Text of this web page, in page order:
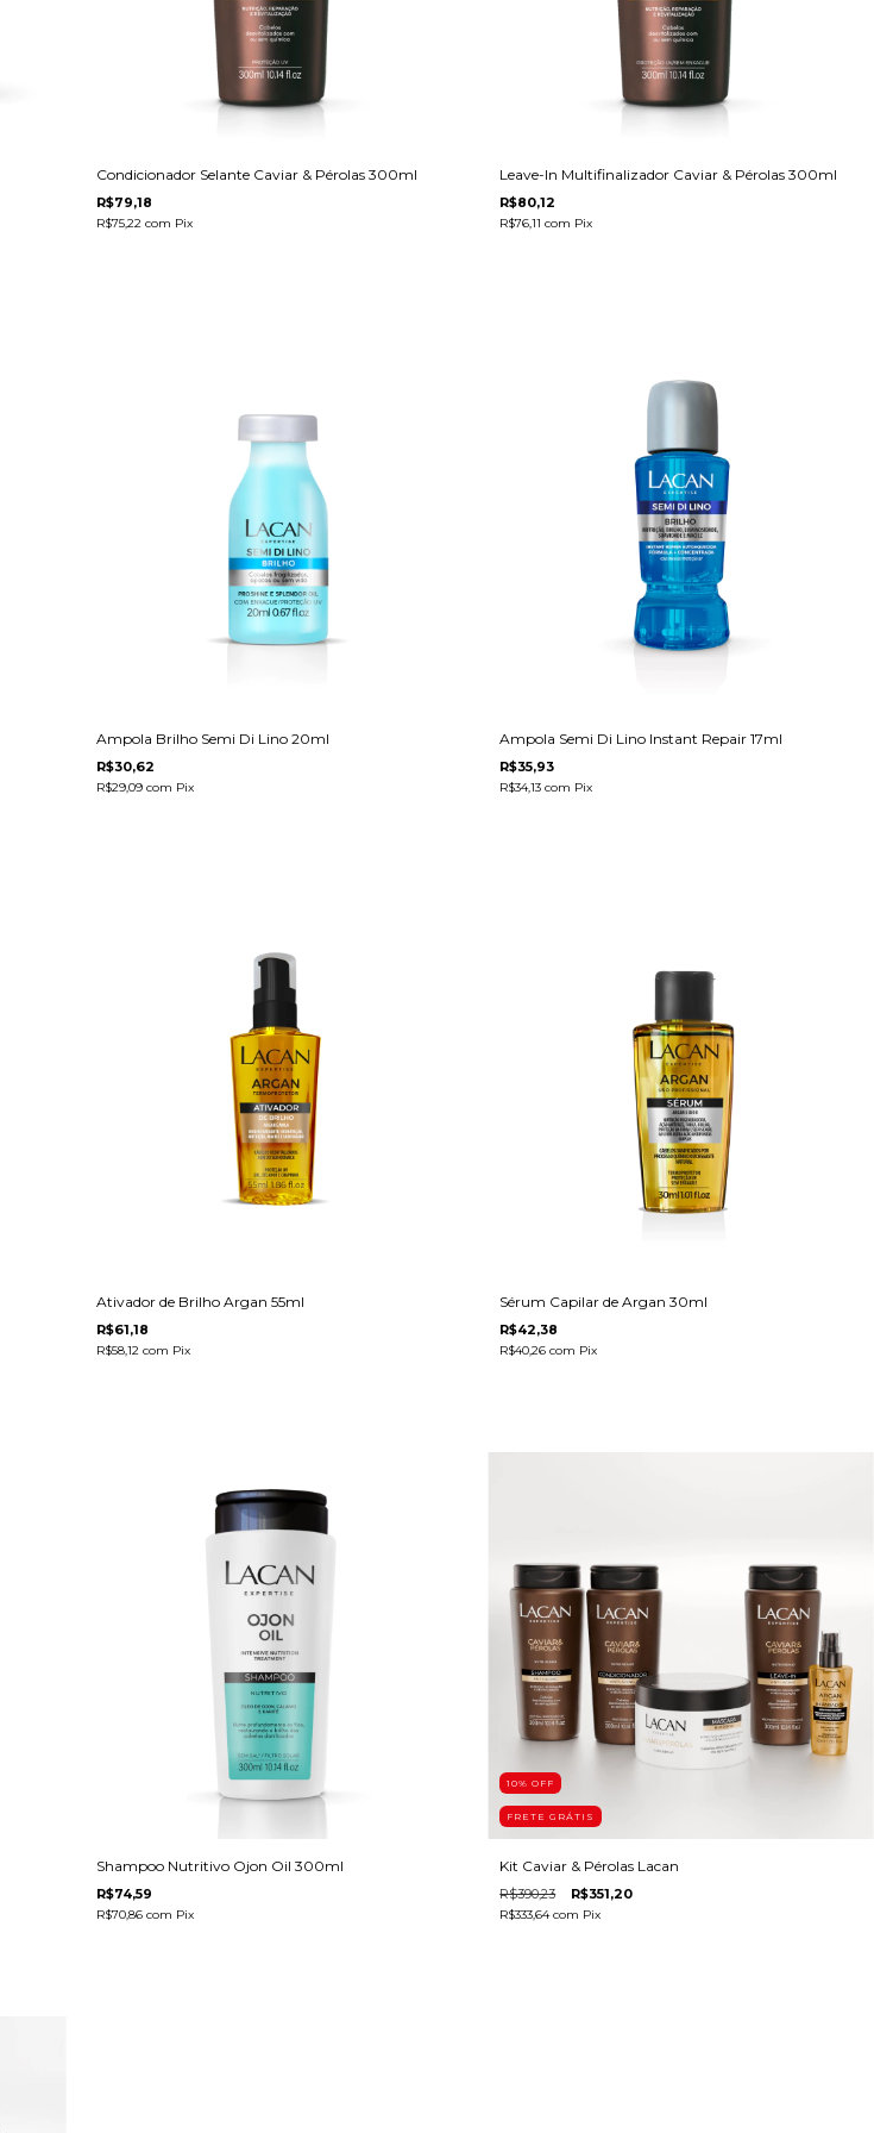
Condicionador Selante Caviar & Pérolas 300ml
R$79,18
R$75,22 com Pix
Leave-In Multifinalizador Caviar & Pérolas 300ml
R$80,12
R$76,11com Pix
Ampola Brilho Semi Di Lino 20ml
R$30,62
R$29,09 com Pix
Ampola Semi Di Lino Instant Repair 17ml
R$35,93
R$34,13com Pix
Ativador de Brilho Argan 55ml
R$61,18
R$58,12 com Pix
Sérum Capilar de Argan 30ml
R$42,38
R$40,26com Pix
Shampoo Nutritivo Ojon Oil 300ml
R$74,59
R$70,86 com Pix
10% OFF
FRETE GRÁTIS
Kit Caviar & Pérolas Lacan
R$390,23 R$351,20
R$333,64com Pix